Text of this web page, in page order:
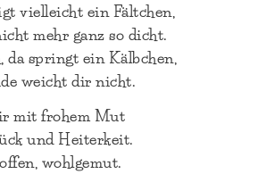
vielleicht ein Fältchen,
mehr ganz so dicht.
springt ein Kälbchen,
weicht dir nicht.
mit frohem Mut
und Heiterkeit.
wohlgemut.